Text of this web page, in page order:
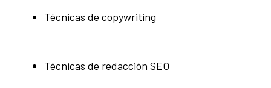
Técnicas de copywriting
Técnicas de redacción SEO